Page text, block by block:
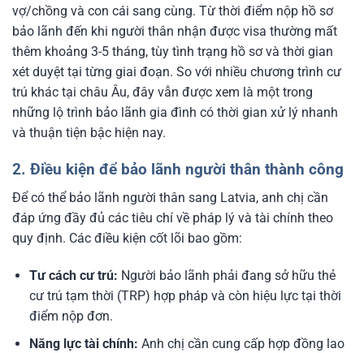
vợ/chồng và con cái sang cùng. Từ thời điểm nộp hồ sơ
bảo lãnh đến khi người thân nhận được visa thường mất
thêm khoảng 3-5 tháng, tùy tình trạng hồ sơ và thời gian
xét duyệt tại từng giai đoạn. So với nhiều chương trình cư
trú khác tại châu Âu, đây vẫn được xem là một trong
những lộ trình bảo lãnh gia đình có thời gian xử lý nhanh
và thuận tiện bậc hiện nay.
2. Điều kiện để bảo lãnh người thân thành công
Để có thể bảo lãnh người thân sang Latvia, anh chị cần
đáp ứng đầy đủ các tiêu chí về pháp lý và tài chính theo
quy định. Các điều kiện cốt lõi bao gồm:
Tư cách cư trú: Người bảo lãnh phải đang sở hữu thẻ
cư trú tạm thời (TRP) hợp pháp và còn hiệu lực tại thời
điểm nộp đơn.
Năng lực tài chính: Anh chị cần cung cấp hợp đồng lao